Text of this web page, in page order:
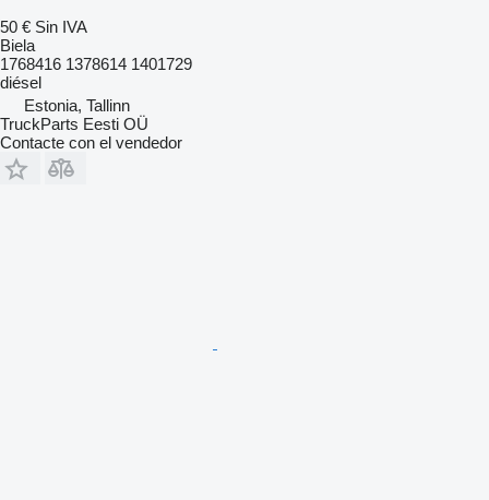
50 € Sin IVA
Biela
1768416 1378614 1401729
diésel
Estonia, Tallinn
TruckParts Eesti OÜ
Contacte con el vendedor